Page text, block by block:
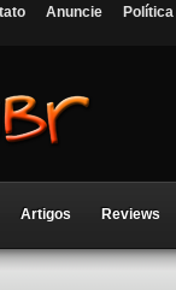
Anuncie
Artigos Reviews